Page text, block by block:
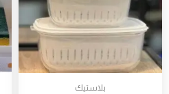
بلاستيك